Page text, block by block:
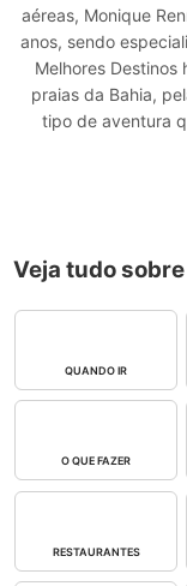
aéreas, Monique
anos, sendo
Melhores Destinos
praias da Bahia,
tipo de aventura
Veja tudo
QUANDO IR
O QUE FAZER
RESTAURANTES